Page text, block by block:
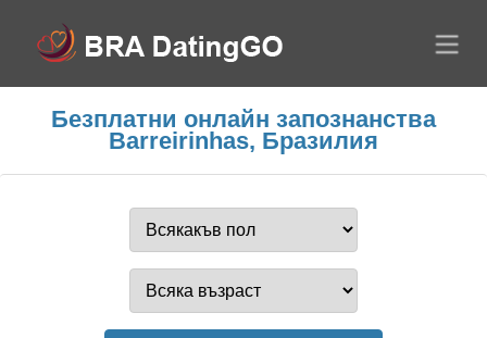
Безплатни онлайн запознанства
Barreirinhas, Бразилия